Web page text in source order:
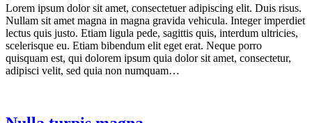
Lorem ipsum dolor sit amet, consectetuer adipiscing elit. Duis risus.
Nullam sit amet magna in magna gravida vehicula. Integer imperdiet
lectus quis justo. Etiam ligula pede, sagittis quis, interdum ultricies,
scelerisque eu. Etiam bibendum elit eget erat. Neque porro
quisquam est, qui dolorem ipsum quia dolor sit amet, consectetur,
adipisci velit, sed quia non numquam…